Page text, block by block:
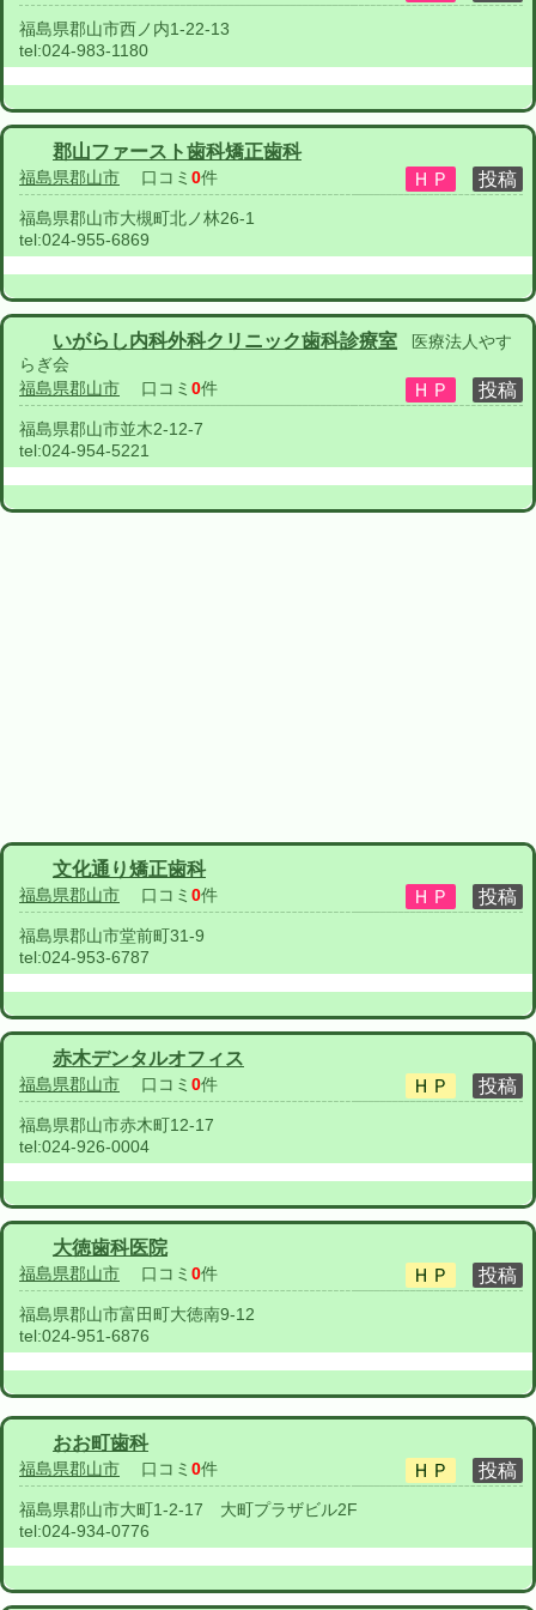
福島県郡山市西ノ内1-22-13
tel:024-983-1180
郡山ファースト歯科矯正歯科
福島県郡山市 口コミ 0件
福島県郡山市大槻町北ノ林26-1
tel:024-955-6869
いがらし内科外科クリニック歯科診療室
医療法人やす
らぎ会
福島県郡山市 口コミ 0件
福島県郡山市並木2-12-7
tel:024-954-5221
文化通り矯正歯科
福島県郡山市 口コミ 0件
福島県郡山市堂前町31-9
tel:024-953-6787
赤木デンタルオフィス
福島県郡山市 口コミ 0件
福島県郡山市赤木町12-17
tel:024-926-0004
大徳歯科医院
福島県郡山市 口コミ 0件
福島県郡山市富田町大徳南9-12
tel:024-951-6876
おお町歯科
福島県郡山市 口コミ 0件
福島県郡山市大町1-2-17 大町プラザビル2F
tel:024-934-0776